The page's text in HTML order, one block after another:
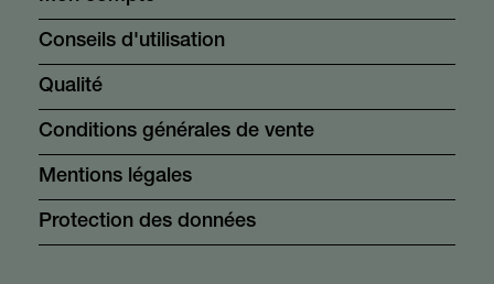
Conseils d'utilisation
Qualité
Conditions générales de vente
Mentions légales
Protection des données